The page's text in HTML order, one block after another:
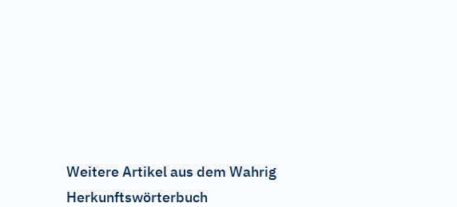
Weitere Artikel aus dem Wahrig
Herkunftswörterbuch